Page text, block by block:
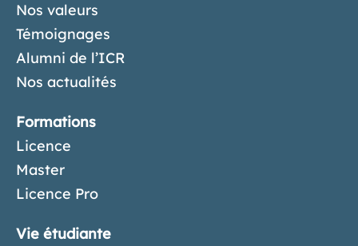
Nos valeurs
Témoignages
Alumni de l’ICR
Nos actualités
Formations
Licence
Master
Licence Pro
Vie étudiante